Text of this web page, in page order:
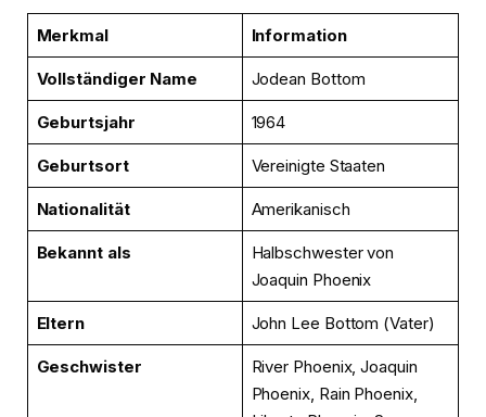
Merkmal Information
Vollständiger Name Jodean Bottom
Geburtsjahr 1964
Geburtsort Vereinigte Staaten
Nationalität Amerikanisch
Bekannt als
Halbschwester von
Joaquin Phoenix
Eltern John Lee Bottom (Vater)
Geschwister
River Phoenix, Joaquin
Phoenix, Rain Phoenix,